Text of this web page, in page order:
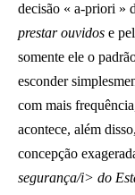
decisão « a-priori »
prestar ouvidos e
somente ele o
esconder
com mais
acontece, além
concepção
segurança/i> do